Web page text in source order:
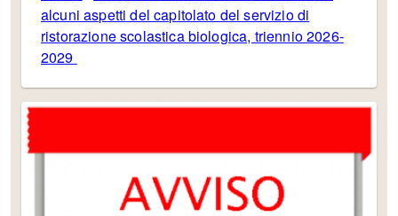
alcuni aspetti del capitolato del servizio di
ristorazione scolastica biologica, triennio 2026-
2029